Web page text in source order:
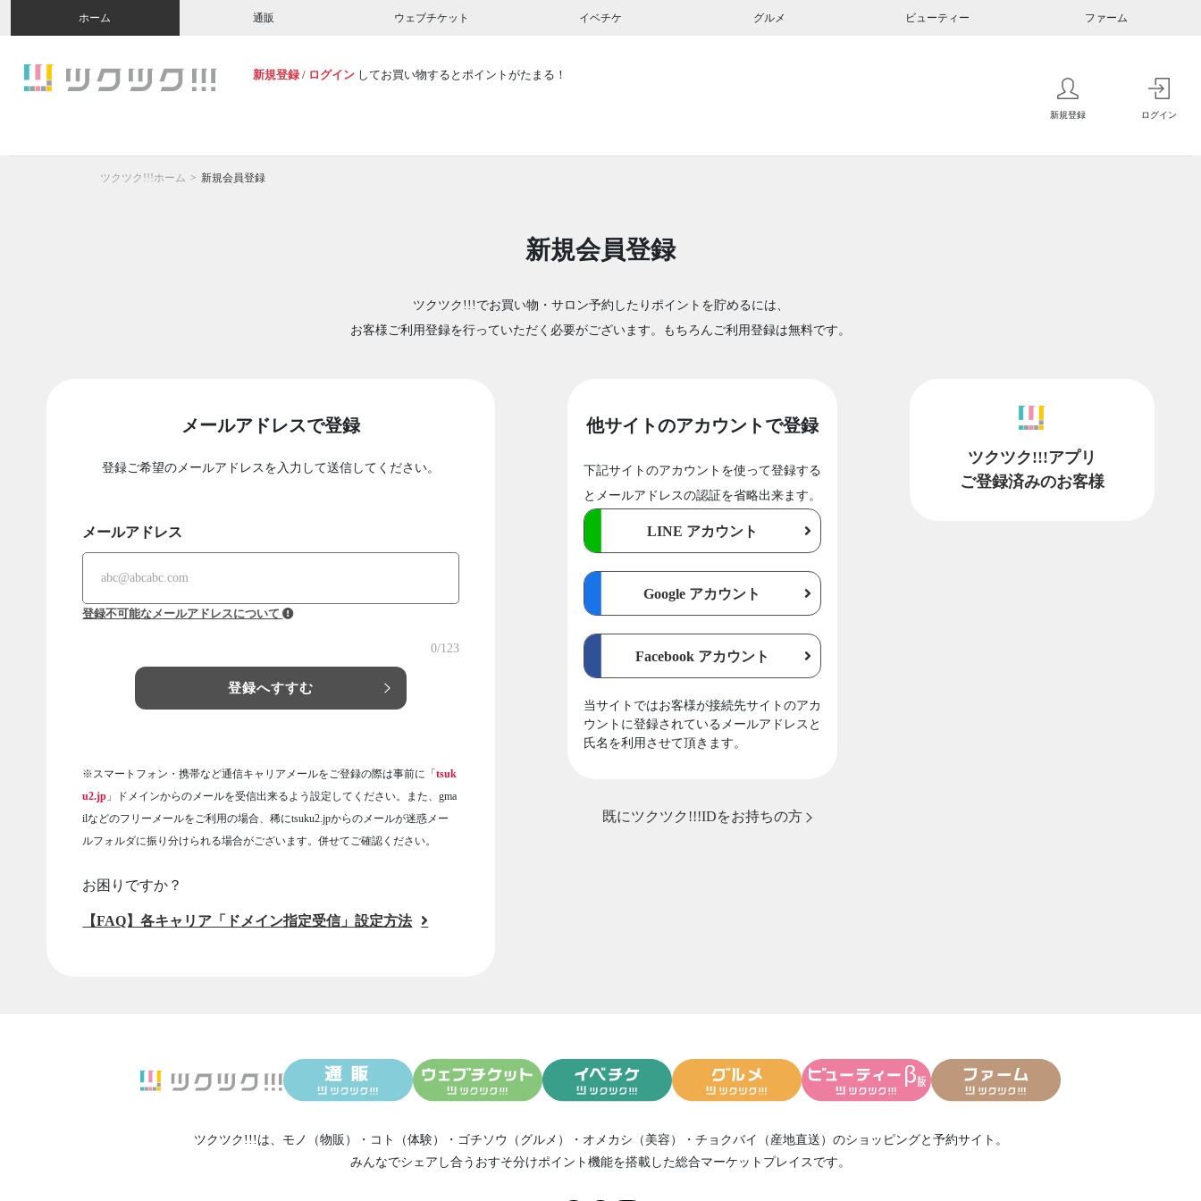
ホーム 通販 ウェブチケット イベチケ グルメ ビューティー ファーム
新規登録 / ログイン してお買い物するとポイントがたまる！
新規登録 ログイン
ツクツク!!!ホーム 新規会員登録
新規会員登録
ツクツク!!!でお買い物・サロン予約したりポイントを貯めるには、
お客様ご利用登録を行っていただく必要がございます。もちろんご利用登録は無料です。
メールアドレスで登録
登録ご希望のメールアドレスを入力して送信してください。
メールアドレス
登録不可能なメールアドレスについて
0/123
登録へすすむ
※スマートフォン・携帯など通信キャリアメールをご登録の際は事前に「tsuk
u2.jp 」ドメインからのメールを受信出来るよう設定してください。また、gma
ilなどのフリーメールをご利用の場合、稀にtsuku2.jpからのメールが迷惑メー
ルフォルダに振り分けられる場合がございます。併せてご確認ください。
お困りですか？
【FAQ】各キャリア「ドメイン指定受信」設定方法
他サイトのアカウントで登録
下記サイトのアカウントを使って登録する
とメールアドレスの認証を省略出来ます。
LINE アカウント
Google アカウント
Facebook アカウント
当サイトではお客様が接続先サイトのアカ
ウントに登録されているメールアドレスと
氏名を利用させて頂きます。
既にツクツク!!!IDをお持ちの方
ツクツク!!!アプリ
ご登録済みのお客様
ツクツク!!!は、 モノ（物販） ・ コト（体験） ・ ゴチソウ（グルメ） ・ オメカシ（美容） ・ チョクバイ（産地直送） のショッピングと予約サイト。
みんなでシェアし合う おすそ分けポイント機能を搭載した総合マーケットプレイスです。